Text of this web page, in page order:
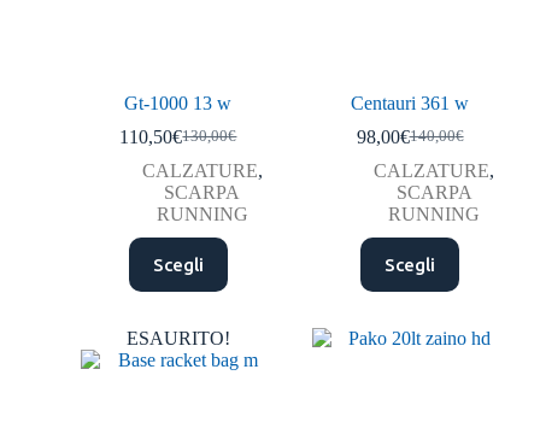
Gt-1000 13 w
130,00€
110,50€
CALZATURE,
SCARPA
RUNNING
Scegli
Centauri 361 w
140,00€
98,00€
CALZATURE,
SCARPA
RUNNING
Scegli
ESAURITO!